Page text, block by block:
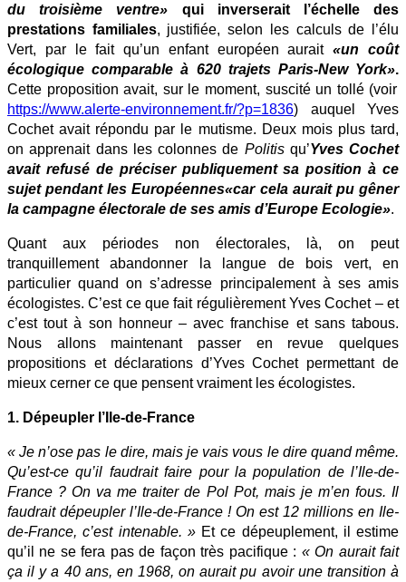
du troisième ventre» qui inverserait l’échelle des
prestations familiales, justifiée, selon les calculs de l’élu
Vert, par le fait qu’un enfant européen aurait«un coût
écologique comparable à 620 trajets Paris-New York».
Cette proposition avait, sur le moment, suscité un tollé (voir
https://www.alerte-environnement.fr/?p=1836) auquel Yves
Cochet avait répondu par le mutisme. Deux mois plus tard,
on apprenait dans les colonnes de Politisqu’Yves Cochet
avait refusé de préciser publiquement sa position à ce
sujetpendant les Européennes«car cela aurait pu gêner
la campagne électorale de ses amis d’Europe Ecologie».
Quant aux périodes non électorales, là, on peut
tranquillement abandonner la langue de bois vert, en
particulier quand on s’adresse principalement à ses amis
écologistes. C’est ce que fait régulièrement Yves Cochet – et
c’est tout à son honneur – avec franchise et sans tabous.
Nous allons maintenant passer en revue quelques
propositions et déclarations d’Yves Cochet permettant de
mieux cerner ce que pensent vraiment les écologistes.
1. Dépeupler l’Ile-de-France
« Je n’ose pas le dire, mais je vais vous le dire quand même.
Qu’est-ce qu’il faudrait faire pour la population de l’Ile-de-
France ? On va me traiter de Pol Pot, mais je m’en fous. Il
faudrait dépeupler l’Ile-de-France ! On est 12 millions en Ile-
de-France, c’est intenable. »Et ce dépeuplement, il estime
qu’il ne se fera pas de façon très pacifique : « On aurait fait
ça il y a 40 ans, en 1968, on aurait pu avoir une transition à